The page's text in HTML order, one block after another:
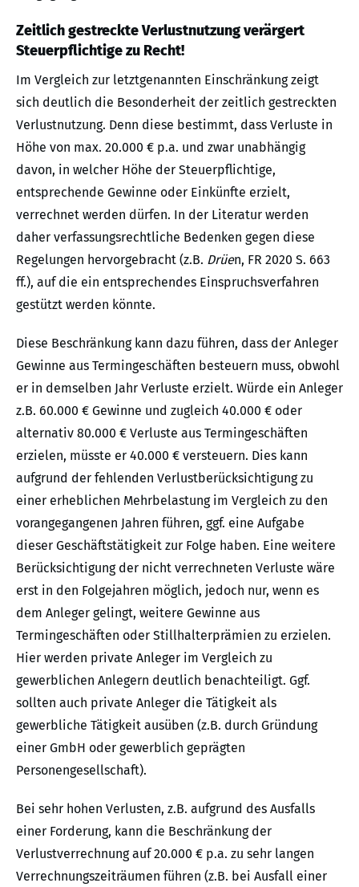
Zeitlich gestreckte Verlustnutzung verärgert
Steuerpflichtige zu Recht!
Im Vergleich zur letztgenannten Einschränkung zeigt
sich deutlich die Besonderheit der zeitlich gestreckten
Verlustnutzung. Denn diese bestimmt, dass Verluste in
Höhe von max. 20.000 € p.a. und zwar unabhängig
davon, in welcher Höhe der Steuerpflichtige,
entsprechende Gewinne oder Einkünfte erzielt,
verrechnet werden dürfen. In der Literatur werden
daher verfassungsrechtliche Bedenken gegen diese
Regelungen hervorgebracht (z.B. Drüen, FR 2020 S. 663
ff.), auf die ein entsprechendes Einspruchsverfahren
gestützt werden könnte.
Diese Beschränkung kann dazu führen, dass der Anleger
Gewinne aus Termingeschäften besteuern muss, obwohl
er in demselben Jahr Verluste erzielt. Würde ein Anleger
z.B. 60.000 € Gewinne und zugleich 40.000 € oder
alternativ 80.000 € Verluste aus Termingeschäften
erzielen, müsste er 40.000 € versteuern. Dies kann
aufgrund der fehlenden Verlustberücksichtigung zu
einer erheblichen Mehrbelastung im Vergleich zu den
vorangegangenen Jahren führen, ggf. eine Aufgabe
dieser Geschäftstätigkeit zur Folge haben. Eine weitere
Berücksichtigung der nicht verrechneten Verluste wäre
erst in den Folgejahren möglich, jedoch nur, wenn es
dem Anleger gelingt, weitere Gewinne aus
Termingeschäften oder Stillhalterprämien zu erzielen.
Hier werden private Anleger im Vergleich zu
gewerblichen Anlegern deutlich benachteiligt. Ggf.
sollten auch private Anleger die Tätigkeit als
gewerbliche Tätigkeit ausüben (z.B. durch Gründung
einer GmbH oder gewerblich geprägten
Personengesellschaft).
Bei sehr hohen Verlusten, z.B. aufgrund des Ausfalls
einer Forderung, kann die Beschränkung der
Verlustverrechnung auf 20.000 € p.a. zu sehr langen
Verrechnungszeiträumen führen (z.B. bei Ausfall einer